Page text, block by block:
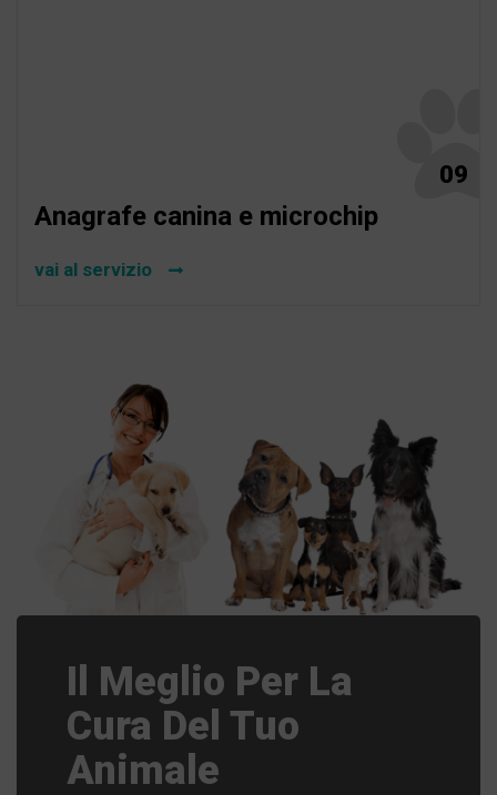
09
Anagrafe canina e microchip
vai al servizio
Il Meglio Per La
Cura Del Tuo
Animale